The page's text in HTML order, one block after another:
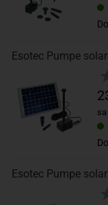
Esotec Pumpe
Esotec Pumpe